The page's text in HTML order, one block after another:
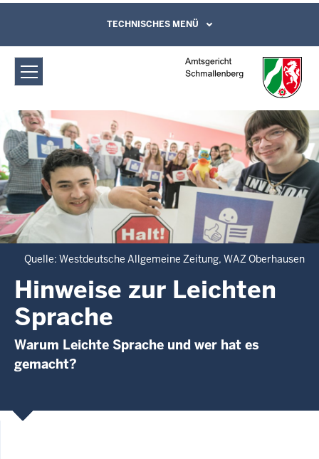
Amtsgericht Schmallenberg: Hinweise
zur Leichten Sprache
Direkt zum Inhalt
Leichte Sprache, Gebärdensprachenvideo
und Kontaktformular
TECHNISCHES MENÜ
Quelle: Westdeutsche Allgemeine Zeitung, WAZ Oberhausen
Hinweise zur Leichten
Sprache
Warum Leichte Sprache und wer hat es
gemacht?